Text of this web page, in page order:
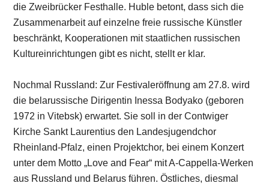
die Zweibrücker Festhalle. Huble betont, dass sich die
Zusammenarbeit auf einzelne freie russische Künstler
beschränkt, Kooperationen mit staatlichen russischen
Kultureinrichtungen gibt es nicht, stellt er klar.
Nochmal Russland: Zur Festivaleröffnung am 27.8. wird
die belarussische Dirigentin Inessa Bodyako (geboren
1972 in Vitebsk) erwartet. Sie soll in der Contwiger
Kirche Sankt Laurentius den Landesjugendchor
Rheinland-Pfalz, einen Projektchor, bei einem Konzert
unter dem Motto „Love and Fear“ mit A-Cappella-Werken
aus Russland und Belarus führen. Östliches, diesmal